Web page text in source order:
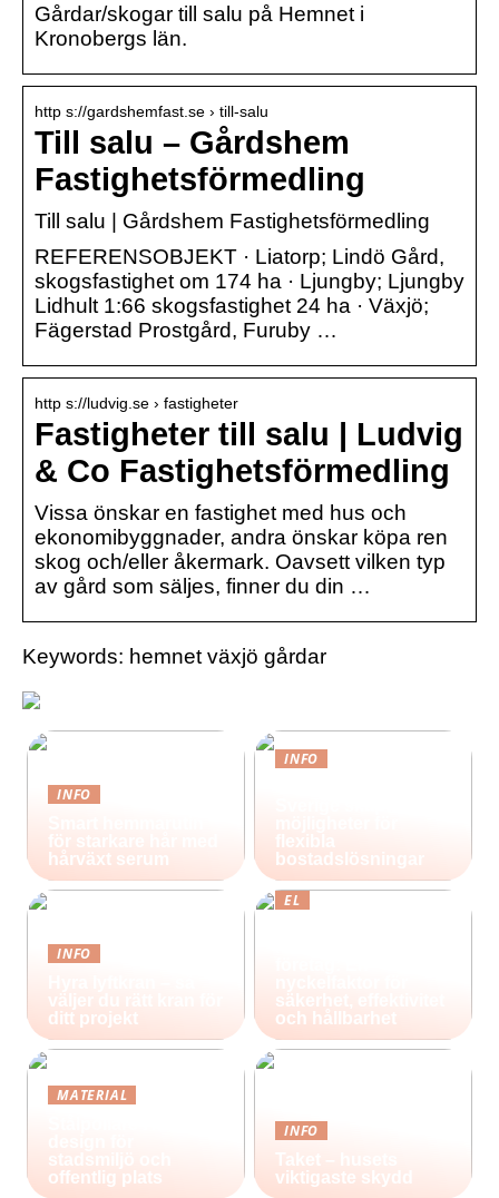
Gårdar/skogar till salu på Hemnet i
Kronobergs län.
http s://gardshemfast.se › till-salu
Till salu – Gårdshem
Fastighetsförmedling
Till salu | Gårdshem Fastighetsförmedling
REFERENSOBJEKT · Liatorp; Lindö Gård,
skogsfastighet om 174 ha · Ljungby; Ljungby
Lidhult 1:66 skogsfastighet 24 ha · Växjö;
Fägerstad Prostgård, Furuby …
http s://ludvig.se › fastigheter
Fastigheter till salu | Ludvig
& Co Fastighetsförmedling
Vissa önskar en fastighet med hus och
ekonomibyggnader, andra önskar köpa ren
skog och/eller åkermark. Oavsett vilken typ
av gård som säljes, finner du din …
Keywords: hemnet växjö gårdar
INFO
för starkare hår med
hårväxt serum
INFO
flexibla
bostadslösningar
INFO
väljer du rätt kran för
ditt projekt
EL
säkerhet, effektivitet
och hållbarhet
MATERIAL
stadsmiljö och
offentlig plats
INFO
Taket – husets
viktigaste skydd